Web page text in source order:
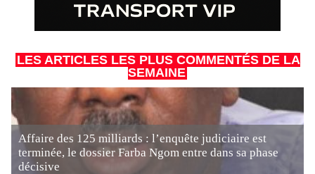
LES ARTICLES LES PLUS COMMENTÉS DE LA
SEMAINE
Affaire des 125 milliards : l’enquête judiciaire est
terminée, le dossier Farba Ngom entre dans sa phase
décisive